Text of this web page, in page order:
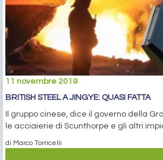
11 novembre 2019
BRITISH STEEL A JINGYE: QUASI FATTA
Il gruppo cinese, dice il governo della
le acciaierie di Scunthorpe e gli altri
di Marco Torricelli